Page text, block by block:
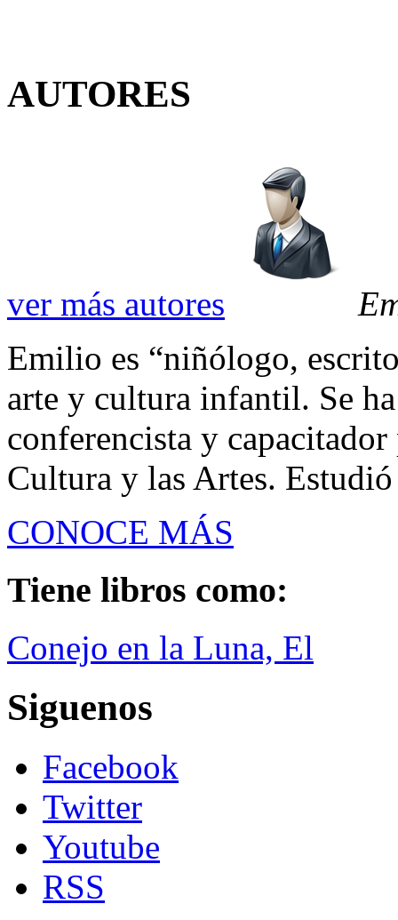
AUTORES
ver más autores
Emilio es “niñólogo,
arte y cultura infantil. Se
conferencista y
Cultura y las Artes.
CONOCE MÁS
Tiene libros como:
Conejo en la Luna, El
Siguenos
Facebook
Twitter
Youtube
RSS